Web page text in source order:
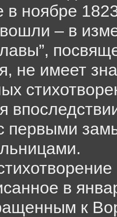
в ноябре
– в
не имеет
первыми
в
к